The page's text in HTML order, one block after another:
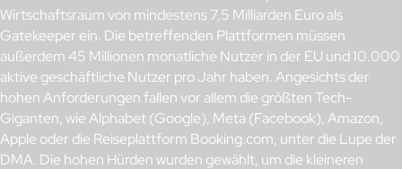
Wirtschaftsraum von mindestens 7,5 Milliarden Euro als
Gatekeeper ein. Die betreffenden Plattformen müssen
außerdem 45 Millionen monatliche Nutzer in der EU und 10.000
aktive geschäftliche Nutzer pro Jahr haben. Angesichts der
hohen Anforderungen fallen vor allem die größten Tech-
Giganten, wie Alphabet (Google), Meta (Facebook), Amazon,
Apple oder die Reiseplattform Booking.com, unter die Lupe der
DMA. Die hohen Hürden wurden gewählt, um die kleineren